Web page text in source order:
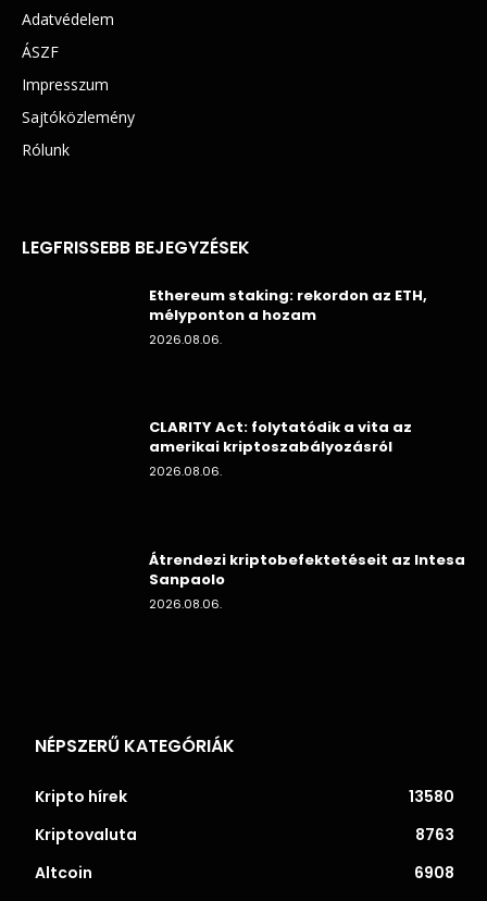
Adatvédelem
ÁSZF
Impresszum
Sajtóközlemény
Rólunk
LEGFRISSEBB BEJEGYZÉSEK
Ethereum staking: rekordon az ETH,
mélyponton a hozam
2026.08.06.
CLARITY Act: folytatódik a vita az
amerikai kriptoszabályozásról
2026.08.06.
Átrendezi kriptobefektetéseit az Intesa
Sanpaolo
2026.08.06.
NÉPSZERŰ KATEGÓRIÁK
Kripto hírek
13580
Kriptovaluta
8763
Altcoin
6908